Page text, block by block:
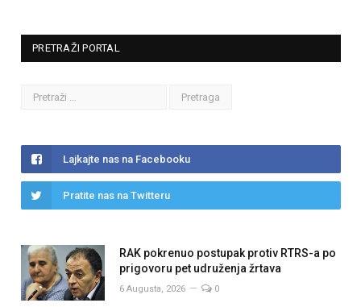
PRETRAŽI PORTAL
Lajkajte nas na Facebooku
Pratite nas na Twitteru
RAK pokrenuo postupak protiv RTRS-a po
prigovoru pet udruženja žrtava
6 Augusta, 2026 0